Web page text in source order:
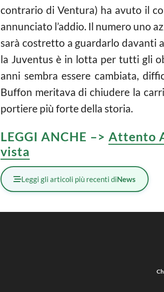
contrario di Ventura) ha avuto il
annunciato l’addio. Il numero uno
sarà costretto a guardarlo davanti
la Juventus è in lotta per tutti gli
anni sembra essere cambiata,
Buffon meritava di chiudere la
portiere più forte della storia.
LEGGI ANCHE –> Attento
vista
Leggi gli articoli più recenti diNews